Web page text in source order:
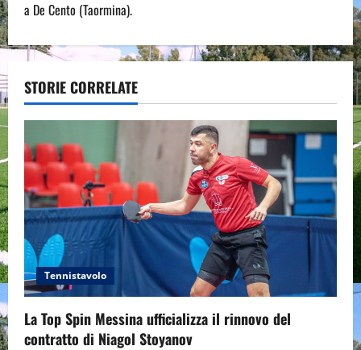
n
a
v
i
g
a
t
i
o
n
a De Cento (Taormina).
STORIE CORRELATE
Tennistavolo
La Top Spin Messina ufficializza il rinnovo del
contratto di Niagol Stoyanov